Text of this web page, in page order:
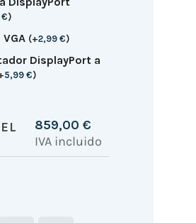
€)
VGA (+2,99 €)
DisplayPort a
5,99 €)
859,00 €
IVA incluido